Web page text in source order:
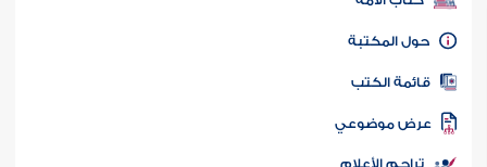
كتاب الأمة
المكتبة
الكتب